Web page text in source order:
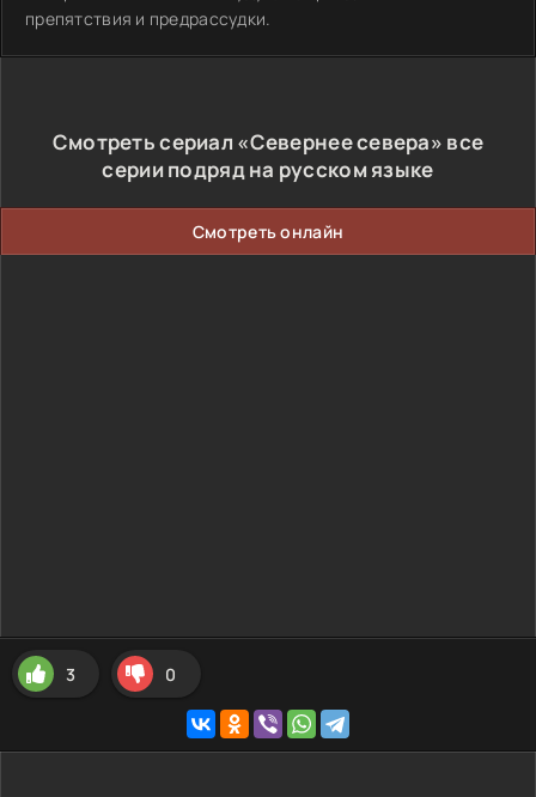
препятствия и предрассудки.
Смотреть сериал «Севернее севера» все
серии подряд на русском языке
Смотреть онлайн
3 0